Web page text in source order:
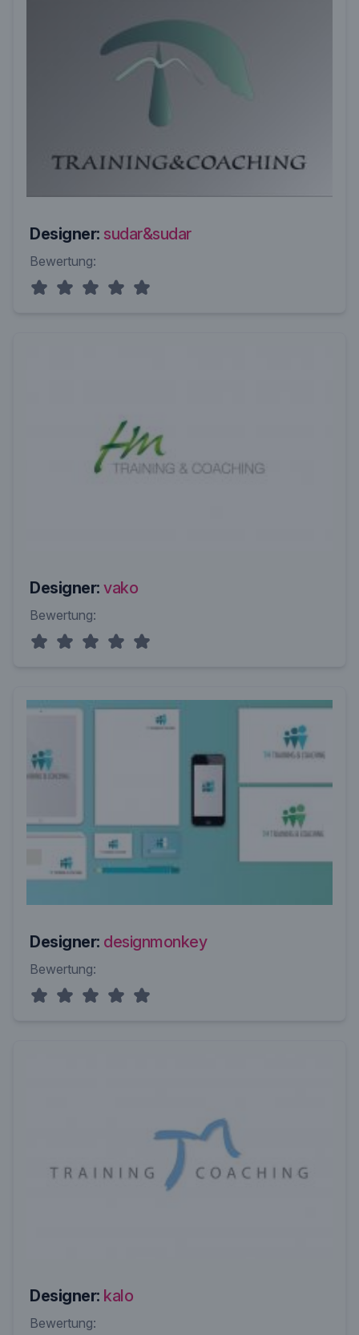
Designer: sudar&sudar
Bewertung:
Designer: vako
Bewertung:
Designer: designmonkey
Bewertung:
Designer: kalo
Bewertung: